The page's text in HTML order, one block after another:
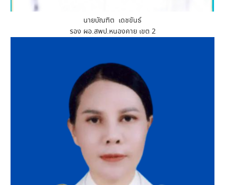
นายบัณฑิต เดชขันธ์
รอง ผอ.สพป.หนองคาย เขต 2